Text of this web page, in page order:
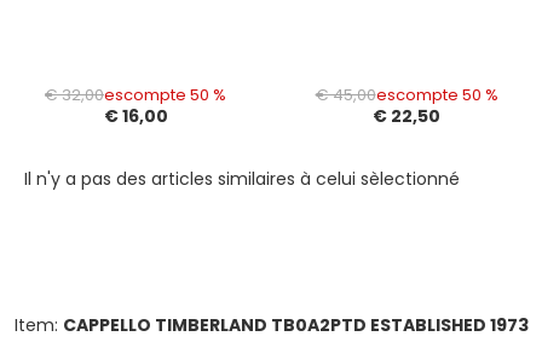
€ 32,00escompte 50 %
€ 16,00
€ 45,00escompte 50 %
€ 22,50
Il n'y a pas des articles similaires à celui sèlectionné
Item: CAPPELLO TIMBERLAND TB0A2PTD ESTABLISHED 1973